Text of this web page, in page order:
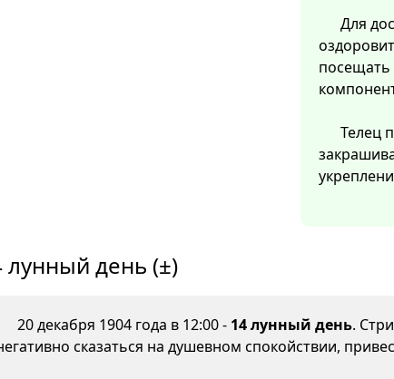
Для
посещать
Телец
лунный день (±)
20 декабря 1904 года в 12:00 - 14 лунный день.
сказаться на душевном спокойствии,